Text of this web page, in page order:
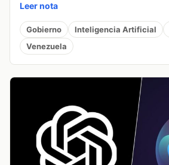
Leer nota
Gobierno Inteligencia Artificial
Venezuela